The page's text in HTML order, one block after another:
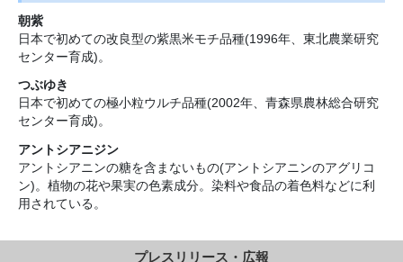
朝紫
日本で初めての改良型の紫黒米モチ品種(1996年、東北農業研究
センター育成)。
つぶゆき
日本で初めての極小粒ウルチ品種(2002年、青森県農林総合研究
センター育成)。
アントシアニジン
アントシアニンの糖を含まないもの(アントシアニンのアグリコ
ン)。植物の花や果実の色素成分。染料や食品の着色料などに利
用されている。
プレスリリース・広報